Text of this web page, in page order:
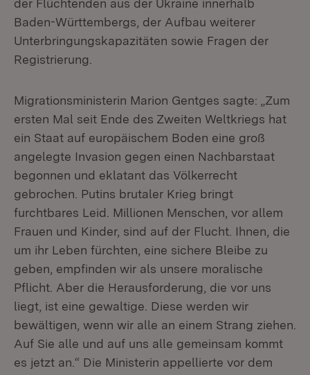
der Flüchtenden aus der Ukraine innerhalb
Baden-Württembergs, der Aufbau weiterer
Unterbringungskapazitäten sowie Fragen der
Registrierung.
Migrationsministerin Marion Gentges sagte: „Zum
ersten Mal seit Ende des Zweiten Weltkriegs hat
ein Staat auf europäischem Boden eine groß
angelegte Invasion gegen einen Nachbarstaat
begonnen und eklatant das Völkerrecht
gebrochen. Putins brutaler Krieg bringt
furchtbares Leid. Millionen Menschen, vor allem
Frauen und Kinder, sind auf der Flucht. Ihnen, die
um ihr Leben fürchten, eine sichere Bleibe zu
geben, empfinden wir als unsere moralische
Pflicht. Aber die Herausforderung, die vor uns
liegt, ist eine gewaltige. Diese werden wir
bewältigen, wenn wir alle an einem Strang ziehen.
Auf Sie alle und auf uns alle gemeinsam kommt
es jetzt an.“ Die Ministerin appellierte vor dem